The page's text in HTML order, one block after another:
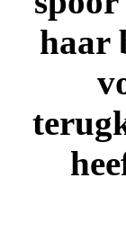
haar